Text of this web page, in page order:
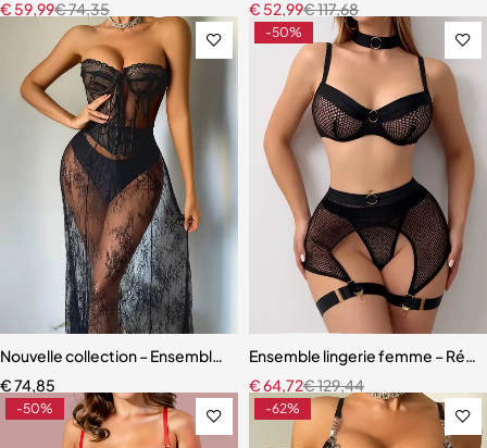
€74,35
€ 59,99
€117,68
€ 52,99
Nouvelle collection – Ensemble lingerie 3 pièces élégant et moderne
€74,85
-50%
Ensemble lingerie femme –
€129,44
€64,72
-50% -62%